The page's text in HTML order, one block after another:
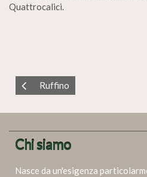
Quattrocalici.
Ruffino
Chi siamo
Nasce da un'esigenza